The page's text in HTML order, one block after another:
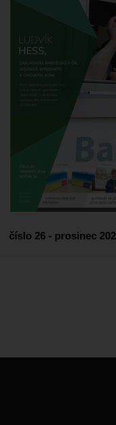
číslo 26 - prosinec